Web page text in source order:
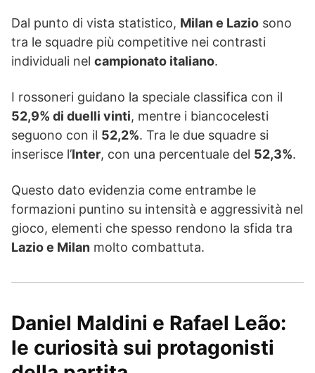
Dal punto di vista statistico, Milan e Lazio sono
tra le squadre più competitive nei contrasti
individuali nel campionato italiano.
I rossoneri guidano la speciale classifica con il
52,9% di duelli vinti, mentre i biancocelesti
seguono con il 52,2%. Tra le due squadre si
inserisce l’Inter, con una percentuale del 52,3%.
Questo dato evidenzia come entrambe le
formazioni puntino su intensità e aggressività nel
gioco, elementi che spesso rendono la sfida tra
Lazio e Milan molto combattuta.
Daniel Maldini e Rafael Leão:
le curiosità sui protagonisti